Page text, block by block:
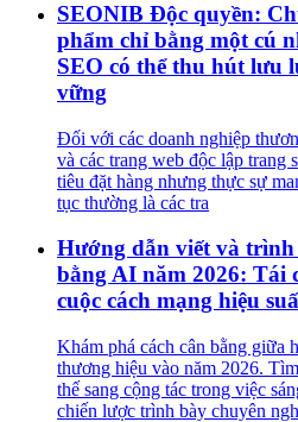
SEONIB Độc quyền:
phẩm chỉ bằng một cú
SEO có thể thu hút lưu
vững
Đối với các doanh nghiệp
và các trang web độc lập trang
tiêu đặt hàng nhưng thực sự
tục thường là các tra
Hướng dẫn viết và
bằng AI năm 2026: Tái
cuộc cách mạng hiệu
Khám phá cách cân bằng giữa
thương hiệu vào năm 2026.
thế sang cộng tác trong việc
chiến lược trình bày chuyên